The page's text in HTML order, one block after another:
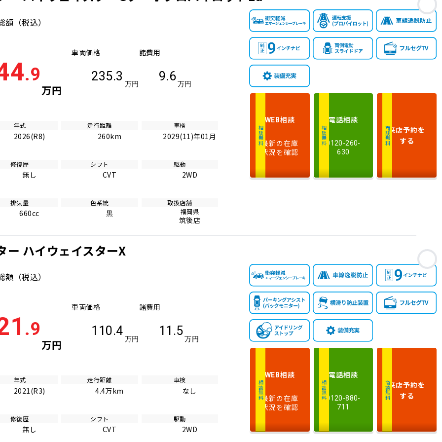
額 （税込）
.9
万円
車両価格
235.3
万円
諸費用
9.6
万円
年式
2026(R8)
走行距離
260km
車検
2029(11)年01月
修復歴
無し
シフト
CVT
駆動
2WD
排気量
660cc
色系統
黒
取扱店舗
福岡県
筑後店
相談無料
WEB相談
最新の在庫
状況を確認
相談無料
電話相談
0120-260-
630
商談無料来店予約を
する
お
ー ハイウェイスターX
額 （税込）
.9
万円
車両価格
110.4
万円
諸費用
11.5
万円
年式
2021(R3)
走行距離
4.4万km
車検
なし
修復歴
無し
シフト
CVT
駆動
2WD
相談無料
WEB相談
最新の在庫
状況を確認
相談無料
電話相談
0120-880-
711
商談無料来店予約を
する